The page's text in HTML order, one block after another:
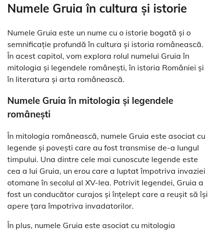
Numele Gruia în cultura și istorie
Numele Gruia este un nume cu o istorie bogată și o
semnificație profundă în cultura și istoria românească.
În acest capitol, vom explora rolul numelui Gruia în
mitologia și legendele românești, în istoria României și
în literatura și arta românească.
Numele Gruia în mitologia și legendele
românești
În mitologia românească, numele Gruia este asociat cu
legende și povești care au fost transmise de-a lungul
timpului. Una dintre cele mai cunoscute legende este
cea a lui Gruia, un erou care a luptat împotriva invaziei
otomane în secolul al XV-lea. Potrivit legendei, Gruia a
fost un conducător curajos și înțelept care a reușit să își
apere țara împotriva invadatorilor.
În plus, numele Gruia este asociat cu mitologia